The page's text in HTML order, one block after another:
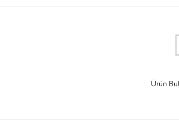
Ürün